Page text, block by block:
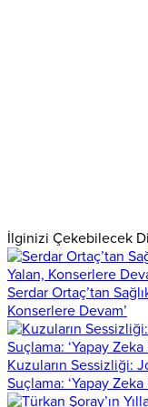
İlginizi Çekebilecek
Serdar Ortaç’tan
Konserlere Devam’
Kuzuların Sessizliği:
Suçlama: ‘Yapay